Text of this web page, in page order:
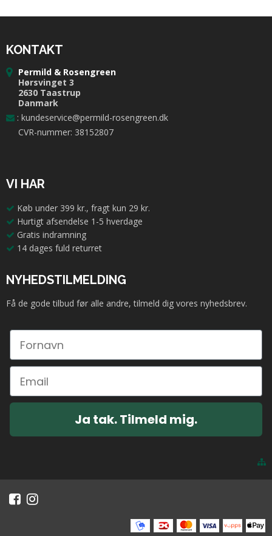
KONTAKT
Permild & Rosengreen
Hørsvinget 3
2630 Taastrup
Danmark
: kundeservice@permild-rosengreen.dk
CVR-nummer: 38152807
VI HAR
Køb under 399 kr., fragt kun 29 kr.
Hurtigt afsendelse 1-5 hverdage
Gratis indramning
14 dages fuld returret
NYHEDSTILMELDING
Få de gode tilbud før alle andre, tilmeld dig vores nyhedsbrev.
Ja tak. Tilmeld mig.